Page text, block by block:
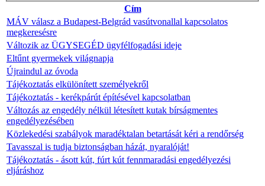
Cím
MÁV válasz a Budapest-Belgrád vasútvonallal kapcsolatos
megkeresésre
Változik az ÜGYSEGÉD ügyfélfogadási ideje
Eltűnt gyermekek világnapja
Újraindul az óvoda
Tájékoztatás elkülönített személyekről
Tájékoztatás - kerékpárút építésével kapcsolatban
Változás az engedély nélkül létesített kutak bírságmentes
engedélyezésében
Közlekedési szabályok maradéktalan betartását kéri a rendőrség
Tavasszal is tudja biztonságban házát, nyaralóját!
Tájékoztatás - ásott kút, fúrt kút fennmaradási engedélyezési
eljáráshoz